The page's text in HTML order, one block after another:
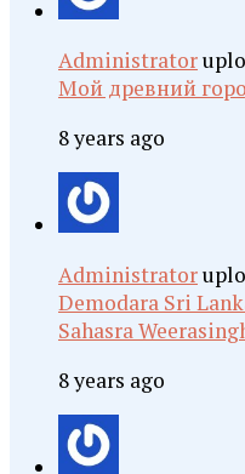
Administrator
Мой древний
8 years ago
Administrator
Demodara Sri
Sahasra
8 years ago